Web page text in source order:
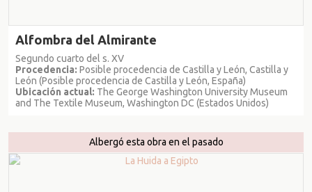
Alfombra del Almirante
Segundo cuarto del s. XV
Procedencia: Posible procedencia de Castilla y León, Castilla y
León (Posible procedencia de Castilla y León, España)
Ubicación actual: The George Washington University Museum
and The Textile Museum, Washington DC (Estados Unidos)
Albergó esta obra en el pasado